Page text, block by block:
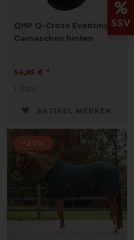
QHP Q-Cross Eventing
Gamaschen hinten
54,95 € *
1 Paar
ARTIKEL MERKEN
-20%
SSV